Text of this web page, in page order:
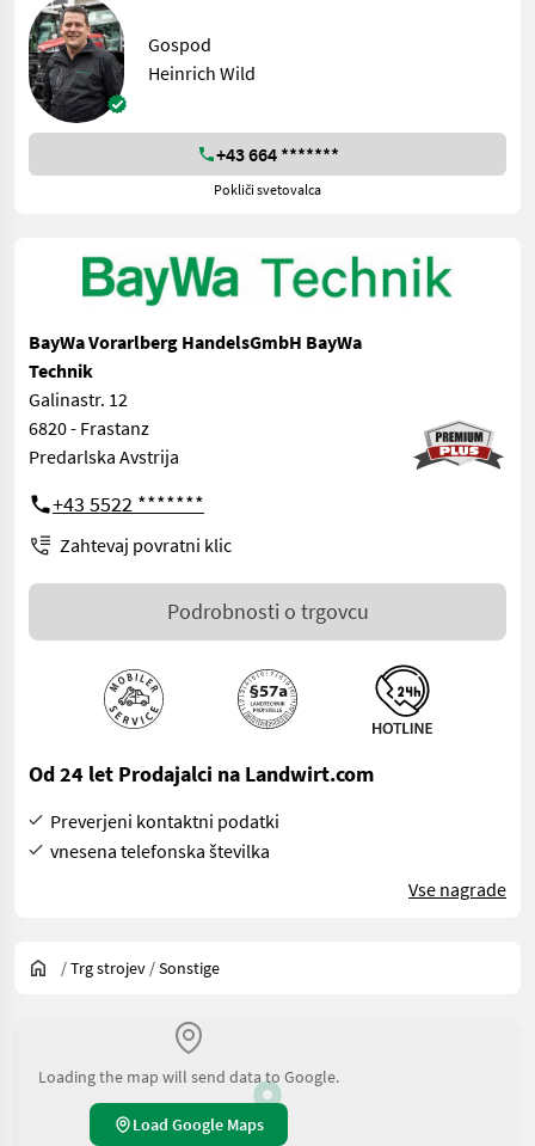
Gospod
Heinrich Wild
+43 664 *******
Pokliči svetovalca
BayWa Vorarlberg HandelsGmbH BayWa
Technik
Galinastr. 12
6820 - Frastanz
Predarlska Avstrija
+43 5522 *******
Zahtevaj povratni klic
Podrobnosti o trgovcu
Od 24 let Prodajalci na Landwirt.com
Preverjeni kontaktni podatki
vnesena telefonska številka
Vse nagrade
/Trg strojev /Sonstige
Loading the map will send data to Google.
Load Google Maps